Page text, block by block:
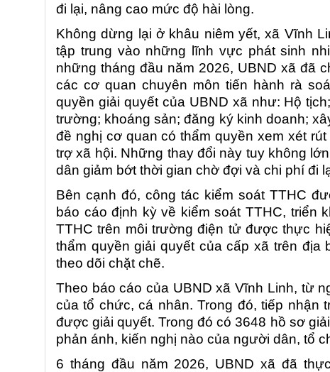
đi lại, nâng cao mức độ hài lòng.
Không dừng lại ở khâu niêm yết, xã Vĩnh
tập trung vào những lĩnh vực phát sinh
những tháng đầu năm 2026, UBND xã đã
các cơ quan chuyên môn tiến hành rà
quyền giải quyết của UBND xã như: Hộ
trường; khoáng sản; đăng ký kinh doanh;
đề nghị cơ quan có thẩm quyền xem xét
trợ xã hội. Những thay đổi này tuy không
dân giảm bớt thời gian chờ đợi và chi phí đi
Bên cạnh đó, công tác kiểm soát TTHC
báo cáo định kỳ về kiểm soát TTHC, triển
TTHC trên môi trường điện tử được thực
thẩm quyền giải quyết của cấp xã trên
theo dõi chặt chẽ.
Theo báo cáo của UBND xã Vĩnh Linh, từ
của tổ chức, cá nhân. Trong đó, tiếp nhận
được giải quyết. Trong đó có 3648 hồ sơ
phản ánh, kiến nghị nào của người dân, tổ
6 tháng đầu năm 2026, UBND xã đã